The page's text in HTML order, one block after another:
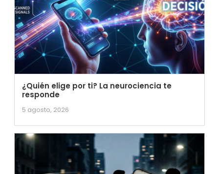
¿Quién elige por ti? La neurociencia te
responde
5 agosto, 2026